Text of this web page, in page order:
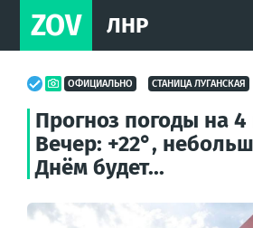
ZOV ЛНР
ОФИЦИАЛЬНО СТАНИЦА ЛУГАНСКАЯ
Прогноз погоды на
Вечер: +22°,
Днём будет...